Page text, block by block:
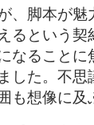
脚本が
という
ること
た。不
想像に及